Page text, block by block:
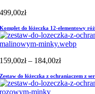
499,00zł
Komplet do łóżeczka 12-elementowy
159,00zł – 184,00złZakres
od
159,00zł
Zestaw do łóżeczka z ochraniaczem z